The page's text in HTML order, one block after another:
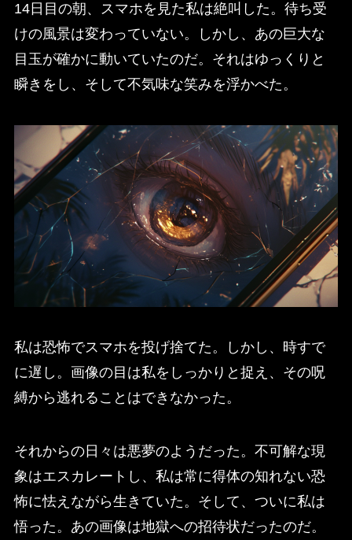
14日目の朝、スマホを見た私は絶叫した。待ち受
けの風景は変わっていない。しかし、あの巨大な
目玉が確かに動いていたのだ。それはゆっくりと
瞬きをし、そして不気味な笑みを浮かべた。
私は恐怖でスマホを投げ捨てた。しかし、時すで
に遅し。画像の目は私をしっかりと捉え、その呪
縛から逃れることはできなかった。
それからの日々は悪夢のようだった。不可解な現
象はエスカレートし、私は常に得体の知れない恐
怖に怯えながら生きていた。そして、ついに私は
悟った。あの画像は地獄への招待状だったのだ。